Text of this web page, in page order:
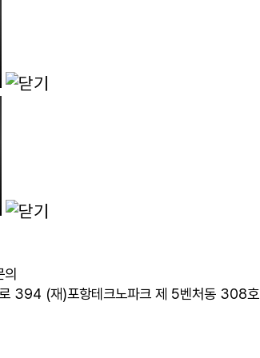
394 (재)포항테크노파크 제 5벤처동 308호